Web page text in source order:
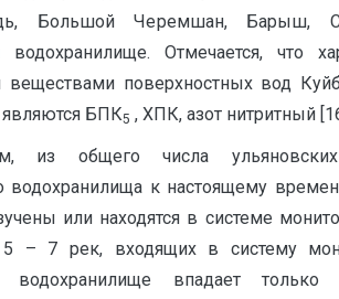
Большой Черемшан, Барыш,
Отмечается, что
веществами поверхностных вод
БПК5 , ХПК, азот нитритный
из общего числа
водохранилища к настоящему
или находятся в системе
5 – 7 рек, входящих в систему
водохранилище впадает